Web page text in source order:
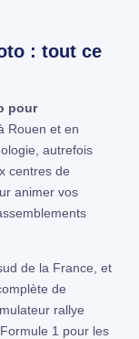
: tout ce
pour
Rouen et en
autrefois
centres de
animer vos
de la France, et
de
rallye
1 pour les